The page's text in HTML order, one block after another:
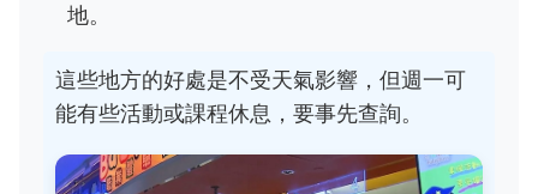
地。
這些地方的好處是不受天氣影響，但週一可
能有些活動或課程休息，要事先查詢。